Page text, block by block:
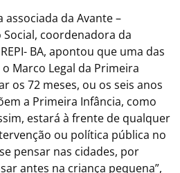
da Avante –
Social, coordenadora da
BA, apontou que uma das
Marco Legal da Primeira
os 72 meses, ou os seis anos
a Primeira Infância, como
estará à frente de qualquer
ou política pública no
pensar nas cidades, por
antes na criança pequena”,